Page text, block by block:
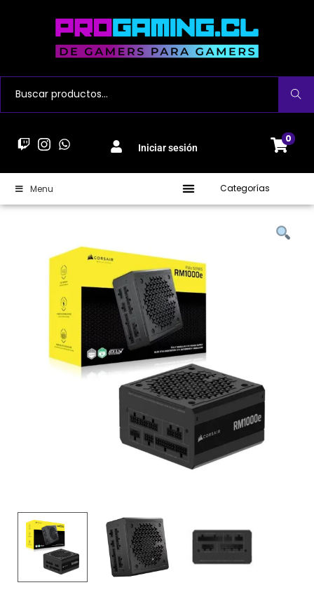
Buscar
Iniciar sesión
0
Menu Categorías